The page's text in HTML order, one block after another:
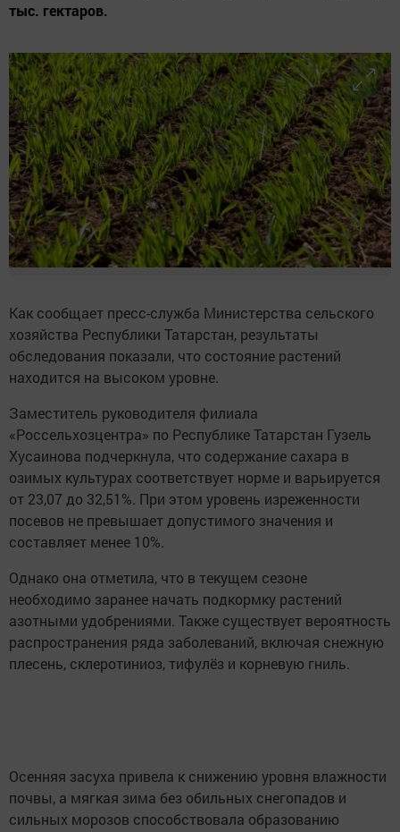
тыс. гектаров.
Как сообщает пресс-служба Министерства сельского
хозяйства Республики Татарстан, результаты
обследования показали, что состояние растений
находится на высоком уровне.
Заместитель руководителя филиала
«Россельхозцентра» по Республике Татарстан Гузель
Хусаинова подчеркнула, что содержание сахара в
озимых культурах соответствует норме и варьируется
от 23,07 до 32,51%. При этом уровень изреженности
посевов не превышает допустимого значения и
составляет менее 10%.
Однако она отметила, что в текущем сезоне
необходимо заранее начать подкормку растений
азотными удобрениями. Также существует вероятность
распространения ряда заболеваний, включая снежную
плесень, склеротиниоз, тифулёз и корневую гниль.
Осенняя засуха привела к снижению уровня влажности
почвы, а мягкая зима без обильных снегопадов и
сильных морозов способствовала образованию